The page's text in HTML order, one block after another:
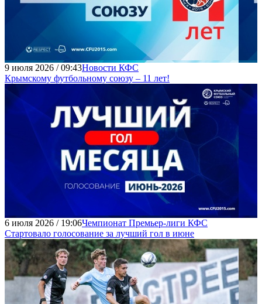
9 июля 2026 / 09:43Новости КФС
Крымскому футбольному союзу – 11 лет!
6 июля 2026 / 19:06Чемпионат Премьер-лиги КФС
Стартовало голосование за лучший гол в июне